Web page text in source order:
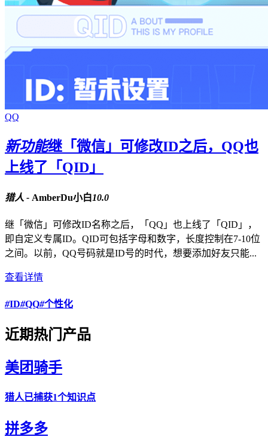
QQ
新功能继「微信」可修改ID之后，QQ也
上线了「QID」
猎人 - AmberDu小白10.0
继「微信」可修改ID名称之后，「QQ」也上线了「QID」，
即自定义专属ID。QID可包括字母和数字，长度控制在7-10位
之间。以前，QQ号码就是ID号的时代，想要添加好友只能...
查看详情
#ID#QQ#个性化
近期热门产品
美团骑手
猎人已捕获1个知识点
拼多多